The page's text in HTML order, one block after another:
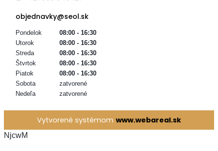
objednavky@seol.sk
Pondelok
08:00 - 16:30
Utorok
08:00 - 16:30
Streda
08:00 - 16:30
Štvrtok
08:00 - 16:30
Piatok
08:00 - 16:30
Sobota
zatvorené
Nedeľa
zatvorené
Vytvorené systémom www.webareal.sk
NjcwM